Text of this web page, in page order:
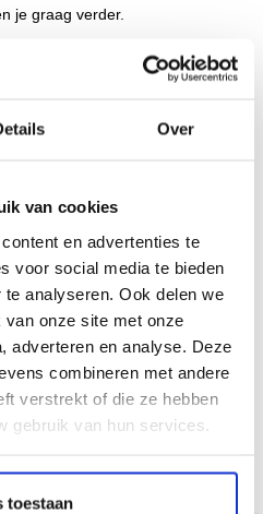
Over
van cookies
en advertenties te
voor social media te bieden
analyseren. Ook delen we
onze site met onze
adverteren en analyse. Deze
combineren met andere
verstrekt of die ze hebben
gebruik van hun services.
toestaan
je graag verder.
Bekijk alles